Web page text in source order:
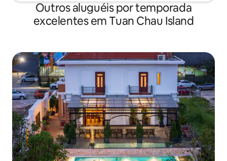
Outros aluguéis por temporada
excelentes em Tuan Chau Island